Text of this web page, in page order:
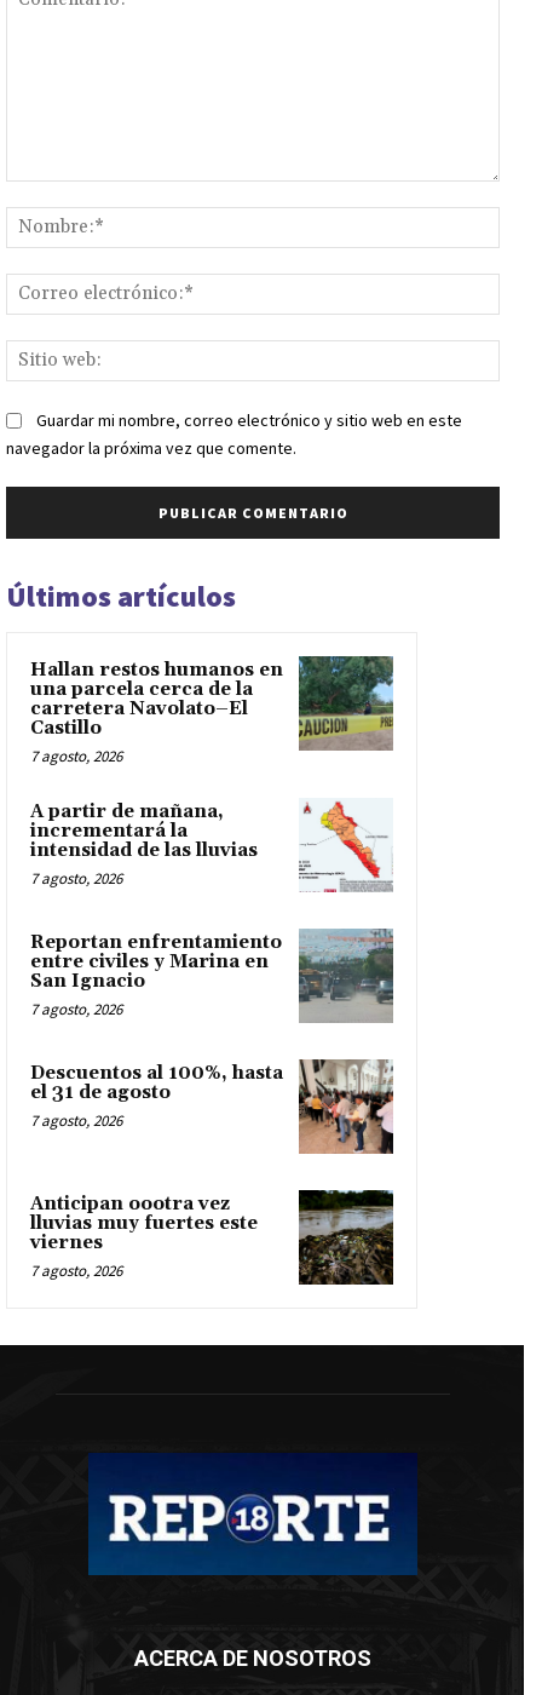
web:
Guardar mi nombre, correo electrónico y sitio web en este
navegador la próxima vez que comente.
Últimos artículos
Hallan restos humanos en
una parcela cerca de la
carretera Navolato–El
Castillo
7 agosto, 2026
A partir de mañana,
incrementará la
intensidad de las lluvias
7 agosto, 2026
Reportan enfrentamiento
entre civiles y Marina en
San Ignacio
7 agosto, 2026
Descuentos al 100%, hasta
el 31 de agosto
7 agosto, 2026
Anticipan oootra vez
lluvias muy fuertes este
viernes
7 agosto, 2026
ACERCA DE NOSOTROS